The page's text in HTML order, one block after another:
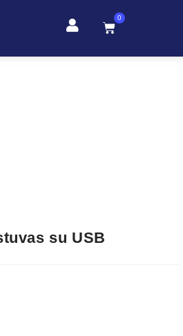
0
su USB